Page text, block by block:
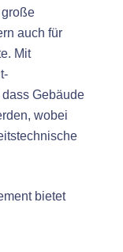
große
auch für
Mit
Gebäude
wobei
bietet